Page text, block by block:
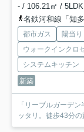
- / 106.21㎡ /
名鉄河和線「知
都市ガス 陽当
ウォークインクロ
システムキッチン
新築
「リーブルガーデ
ッタリ。徒歩43分